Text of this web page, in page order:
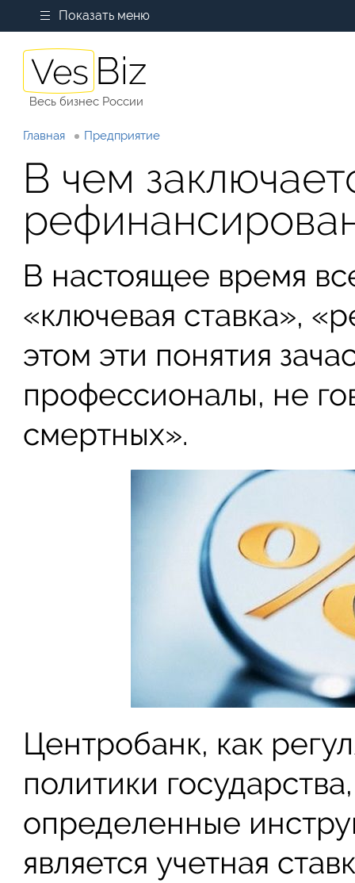
Показать меню
Весь бизнес России
Главная Предприятие
В чем
В настоящее время
«ключевая ставка»,
этом эти понятия
профессионалы, не
смертных».
Центробанк, как
политики
определенные
является учетная